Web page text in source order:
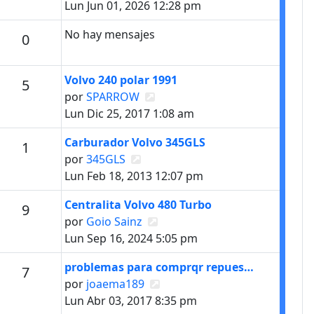
Lun Jun 01, 2026 12:28 pm
0MensajesNo hay mensajes
5MensajesÚltimo mensaje
Volvo 240 polar 1991
porSPARROW
Lun Dic 25, 2017 1:08 am
1 MensajesÚltimo mensaje
Carburador Volvo 345GLS
por345GLS
Lun Feb 18, 2013 12:07 pm
9MensajesÚltimo mensaje
Centralita Volvo 480 Turbo
por Goio Sainz
Lun Sep 16, 2024 5:05 pm
7MensajesÚltimo mensaje
problemas para comprqr repues…
por joaema189
Lun Abr 03, 2017 8:35 pm